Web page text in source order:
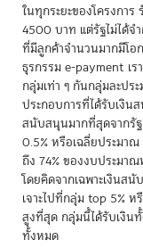
ในทุกระยะของโครงกา
4500 บาท แต่รัฐไม่ได้จ
ที่มีลูกค้าจำนวนมากมีโอ
ธุรกรรม e-payment เ
กลุ่มเท่า ๆ กันกลุ่มละปร
ประกอบการที่ได้รับเงิน
สนับสนุนมากที่สุดจากรัฐ
0.5% หรือเฉลี่ยประมา
ถึง 74% ของงบประมา
โดยคิดจากเฉพาะเงินส
เจาะไปที่กลุ่ม top 5%
สูงที่สุด กลุ่มนี้ได้รับเงิน
ทั้งหมด